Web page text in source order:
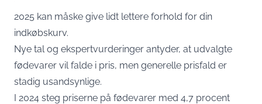
2025 kan måske give lidt lettere forhold for din
indkøbskurv.
Nye tal og ekspertvurderinger antyder, at udvalgte
fødevarer vil falde i pris, men generelle prisfald er
stadig usandsynlige.
I 2024 steg priserne på fødevarer med 4,7 procent